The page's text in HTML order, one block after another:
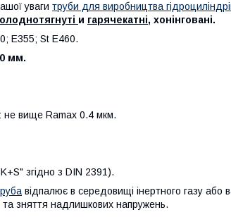
уваги труби для виробництва
и гарячекатні, хонінговані.
E355; St E460.
мм.
: не вище Ramax 0.4 мкм.
згідно з DIN 2391).
відпалює в середовищі інертного газу або
зняття надлишкових напружень.